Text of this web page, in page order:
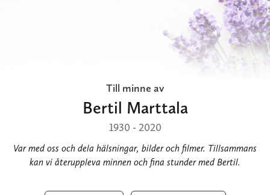
Till minne av
Bertil Marttala
1930 - 2020
Var med oss och dela hälsningar, bilder och filmer. Tillsammans
kan vi återuppleva minnen och fina stunder med Bertil.